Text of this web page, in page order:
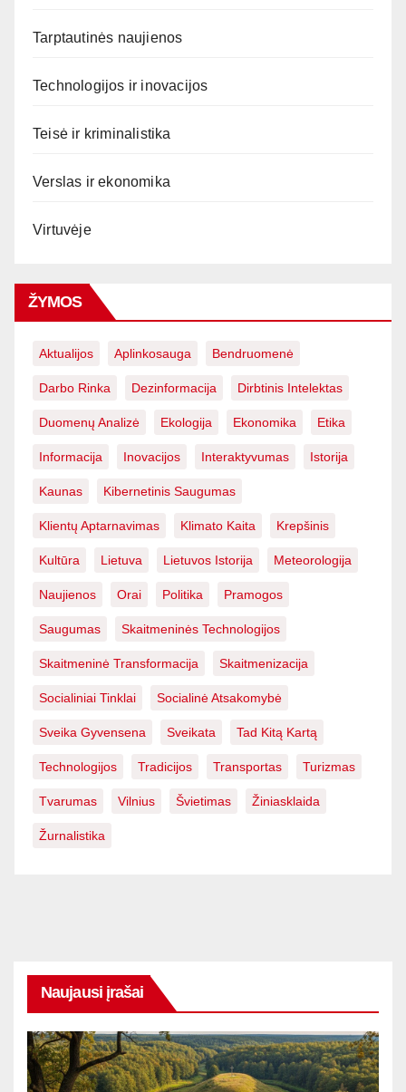
Tarptautinės naujienos
Technologijos ir inovacijos
Teisė ir kriminalistika
Verslas ir ekonomika
Virtuvėje
ŽYMOS
Aktualijos Aplinkosauga Bendruomenė
Darbo Rinka Dezinformacija Dirbtinis Intelektas
Duomenų Analizė Ekologija Ekonomika Etika
Informacija Inovacijos Interaktyvumas Istorija
Kaunas Kibernetinis Saugumas
Klientų Aptarnavimas Klimato Kaita Krepšinis
Kultūra Lietuva Lietuvos Istorija Meteorologija
Naujienos Orai Politika Pramogos
Saugumas Skaitmeninės Technologijos
Skaitmeninė Transformacija Skaitmenizacija
Socialiniai Tinklai Socialinė Atsakomybė
Sveika Gyvensena Sveikata Tad Kitą Kartą
Technologijos Tradicijos Transportas Turizmas
Tvarumas Vilnius Švietimas Žiniasklaida
Žurnalistika
Naujausi įrašai